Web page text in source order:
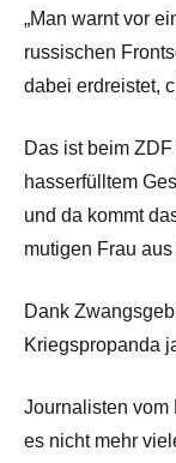
„Man warnt vor
russischen
dabei erdreistet,
Das ist beim
hasserfülltem
und da kommt
mutigen Frau
Dank
Kriegspropanda
Journalisten vom
es nicht mehr